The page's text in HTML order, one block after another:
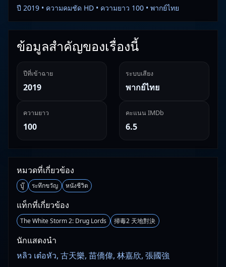
ปี 2019 • ความคมชัด HD • ความยาว 100 • พากย์ไทย
ข้อมูลสำคัญของเรื่องนี้
ปีที่เข้าฉาย
2019
ระบบเสียง
พากย์ไทย
ความยาว
100
คะแนน IMDb
6.5
หมวดที่เกี่ยวข้อง
บู๊ ระทึกขวัญ หนังชีวิต
แท็กที่เกี่ยวข้อง
The White Storm 2: Drug Lords 掃毒2 天地對決
นักแสดงนำ
หลิว เต๋อหัว, 古天樂, 苗僑偉, 林嘉欣, 張國強